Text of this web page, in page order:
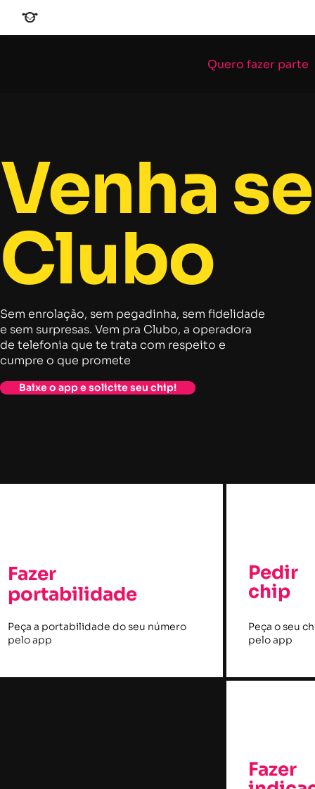
Quero fazer parte
Venha
Clubo
Sem enrolação, sem pegadinha, sem fidelidade
e sem surpresas. Vem pra Clubo, a operadora
de telefonia que te trata com respeito e
cumpre o que promete
Baixe o app e solicite seu chip!
Fazer
portabilidade
Peça a portabilidade do seu número
pelo app
Pedir
chip
Peça o seu
pelo app
Fazer